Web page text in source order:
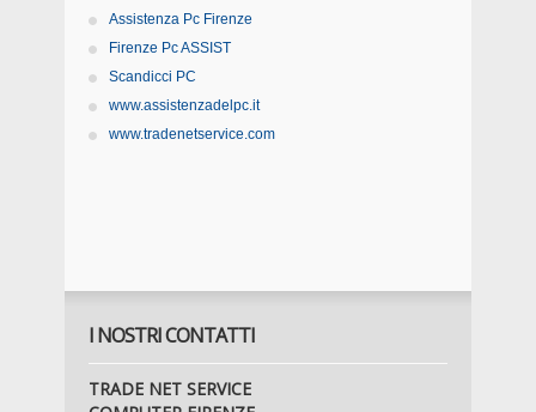
Assistenza Pc Firenze
Firenze Pc ASSIST
Scandicci PC
www.assistenzadelpc.it
www.tradenetservice.com
I NOSTRI CONTATTI
TRADE NET SERVICE